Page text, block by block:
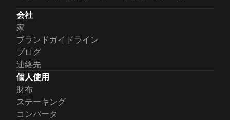
会社
家
ブランドガイドライン
ブログ
連絡先
個人使用
財布
ステーキング
コンバータ